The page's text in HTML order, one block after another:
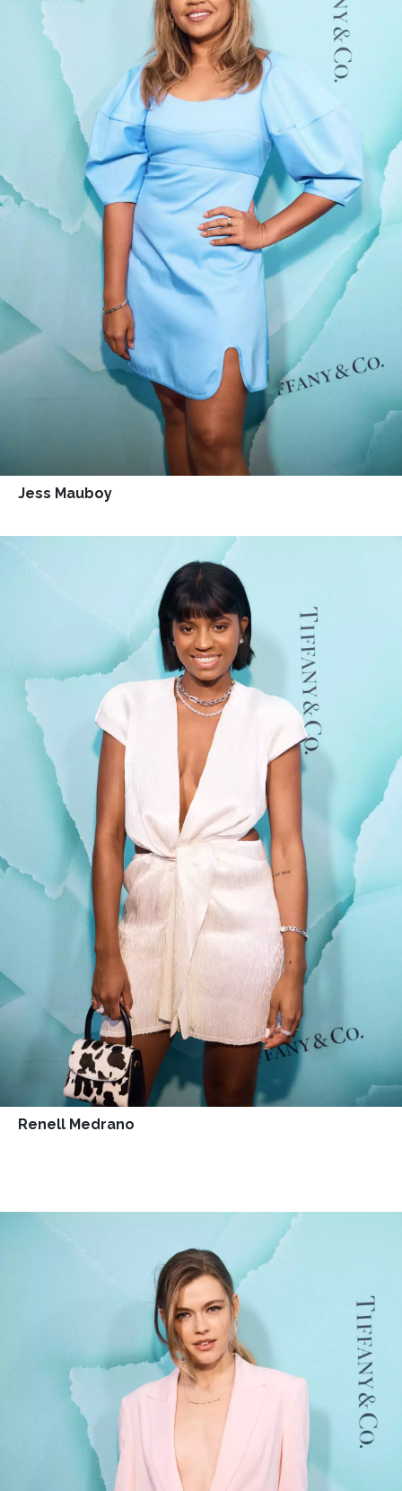
INFORMACE
REDAKCE
Jess Mauboy
Renell Medrano